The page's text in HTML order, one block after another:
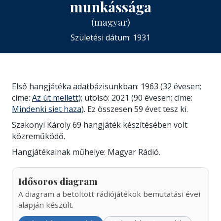
munkássága
(magyar)
Születési dátum: 1931
Első hangjátéka adatbázisunkban: 1963 (32 évesen;
címe: Az út mellett); utolsó: 2021 (90 évesen; címe:
Mindenki siet haza). Ez összesen 59 évet tesz ki.
Szakonyi Károly 69 hangjáték készítésében volt
közreműködő.
Hangjátékainak műhelye: Magyar Rádió.
Idősoros diagram
A diagram a betöltött rádiójátékok bemutatási évei
alapján készült.